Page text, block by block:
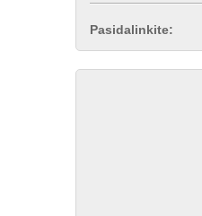
Pasidalinkite: